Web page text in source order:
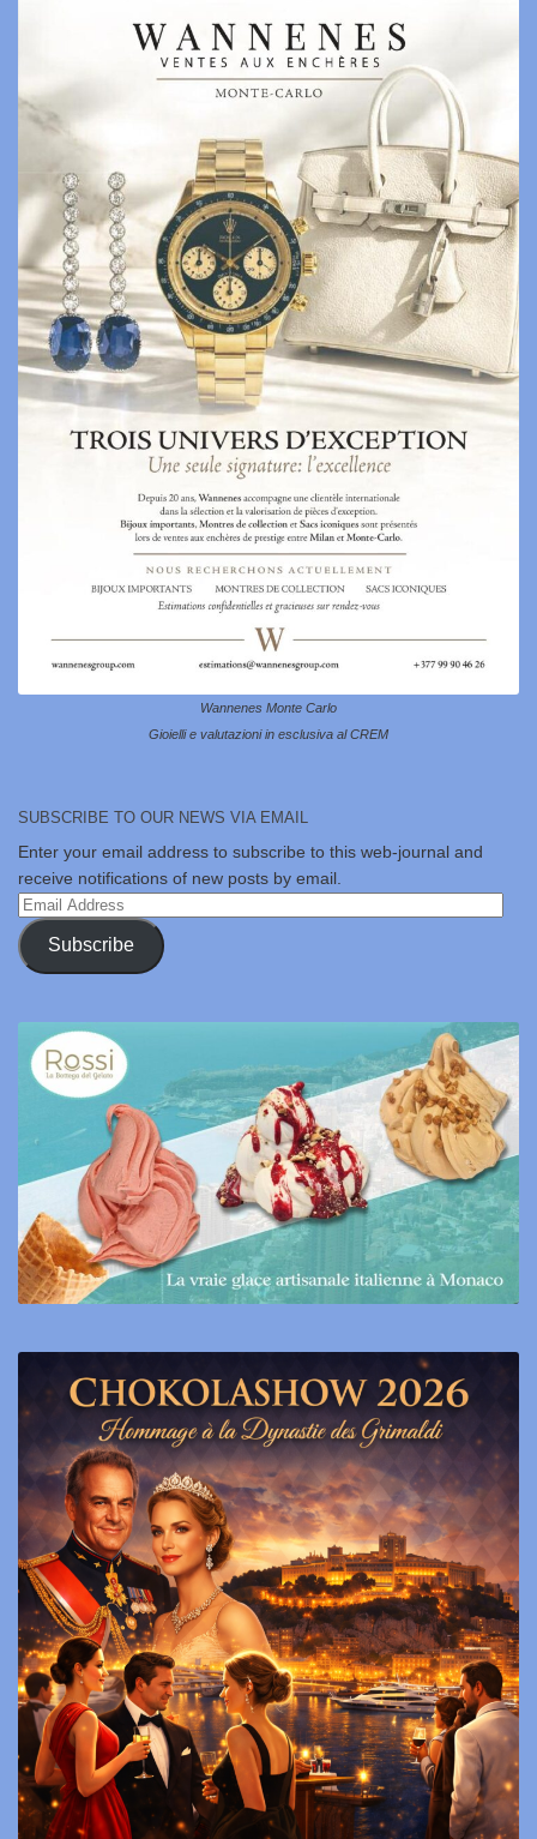
Wannenes Monte Carlo
Gioielli e valutazioni in esclusiva al CREM
SUBSCRIBE TO OUR NEWS VIA EMAIL
Enter your email address to subscribe to this web-journal and
receive notifications of new posts by email.
Email
Address
Subscribe